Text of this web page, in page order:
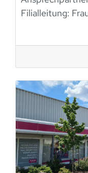
Filialleitung: